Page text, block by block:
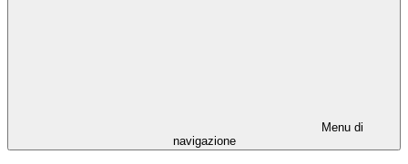
Menu di
navigazione